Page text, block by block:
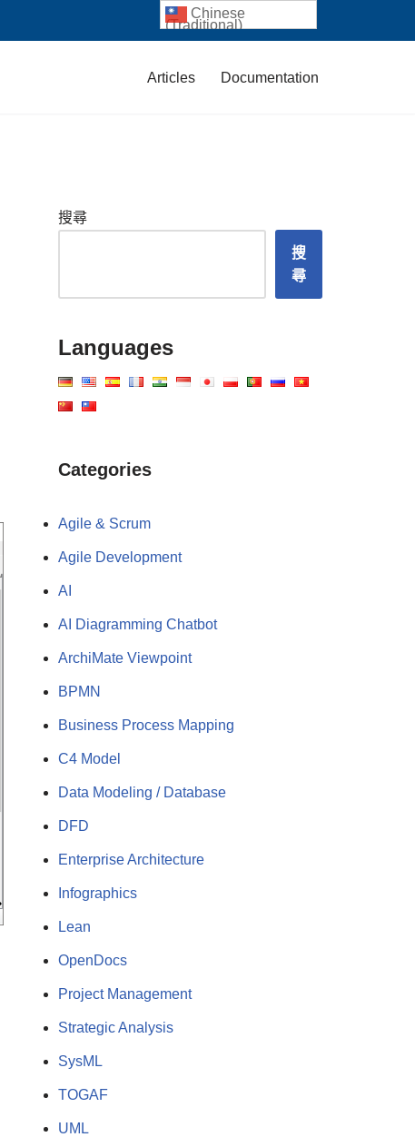
Articles Documentation
搜尋
搜
尋
Languages
Categories
Agile & Scrum
Agile Development
AI
AI Diagramming Chatbot
ArchiMate Viewpoint
BPMN
Business Process Mapping
C4 Model
Data Modeling / Database
DFD
Enterprise Architecture
Infographics
Lean
OpenDocs
Project Management
Strategic Analysis
SysML
TOGAF
UML
Chinese
(Traditional)